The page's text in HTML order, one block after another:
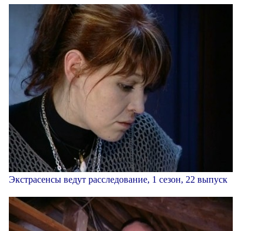
Экстрасенсы ведут расследование, 1 сезон, 22 выпуск